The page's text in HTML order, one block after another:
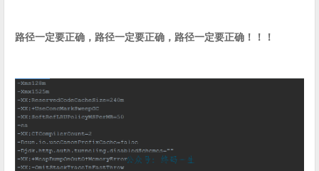
路径一定要正确，路径一定要正确，路径一定要正确！！！